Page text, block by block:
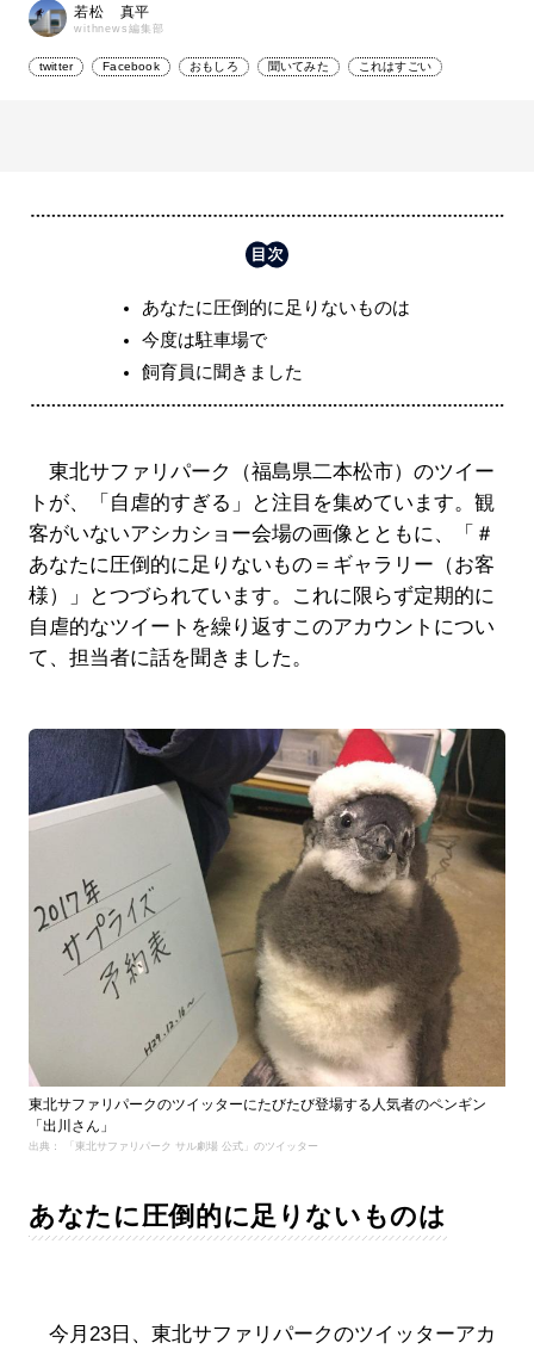
若松 真平
withnews編集部
twitter Facebook おもしろ 聞いてみた これはすごい
あなたに圧倒的に足りないものは
今度は駐車場で
飼育員に聞きました
東北サファリパーク（福島県二本松市）のツイー
トが、「自虐的すぎる」と注目を集めています。観
客がいないアシカショー会場の画像とともに、「＃
あなたに圧倒的に足りないもの＝ギャラリー（お客
様）」とつづられています。これに限らず定期的に
自虐的なツイートを繰り返すこのアカウントについ
て、担当者に話を聞きました。
東北サファリパークのツイッターにたびたび登場する人気者のペンギン
「出川さん」
出典： 「東北サファリパーク サル劇場 公式」のツイッター
あなたに圧倒的に足りないものは
今月23日、東北サファリパークのツイッターアカ